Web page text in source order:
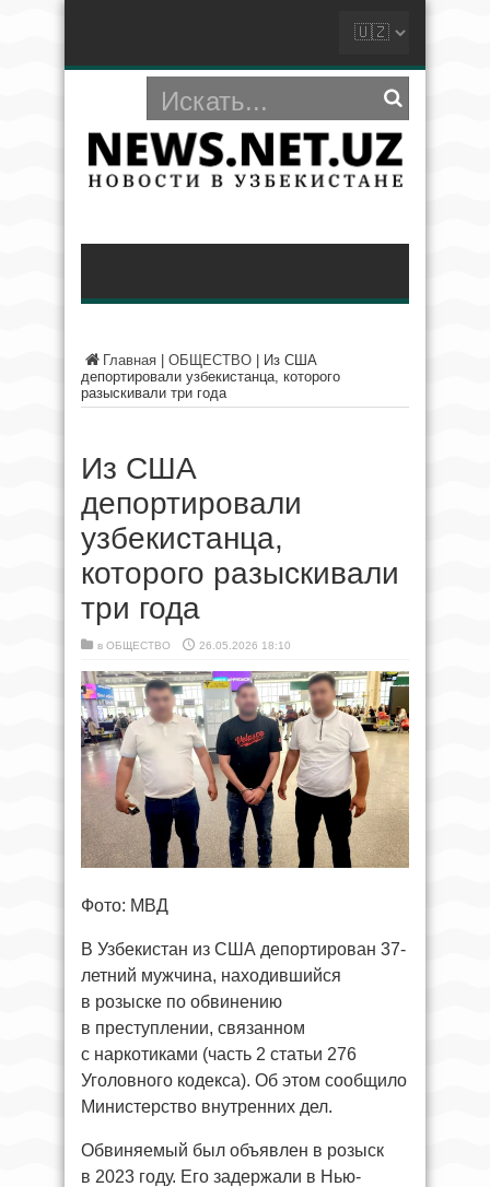
Главная ОБЩЕСТВО
Из США
депортировали узбекистанца, которого
разыскивали три года
Из США
депортировали
узбекистанца,
которого разыскивали
три года
в ОБЩЕСТВО 26.05.2026 18:10
Фото: МВД
В Узбекистан из США депортирован 37-
летний мужчина, находившийся
в розыске по обвинению
в преступлении, связанном
с наркотиками (часть 2 статьи 276
Уголовного кодекса). Об этом сообщило
Министерство внутренних дел.
Обвиняемый был объявлен в розыск
в 2023 году. Его задержали в Нью-